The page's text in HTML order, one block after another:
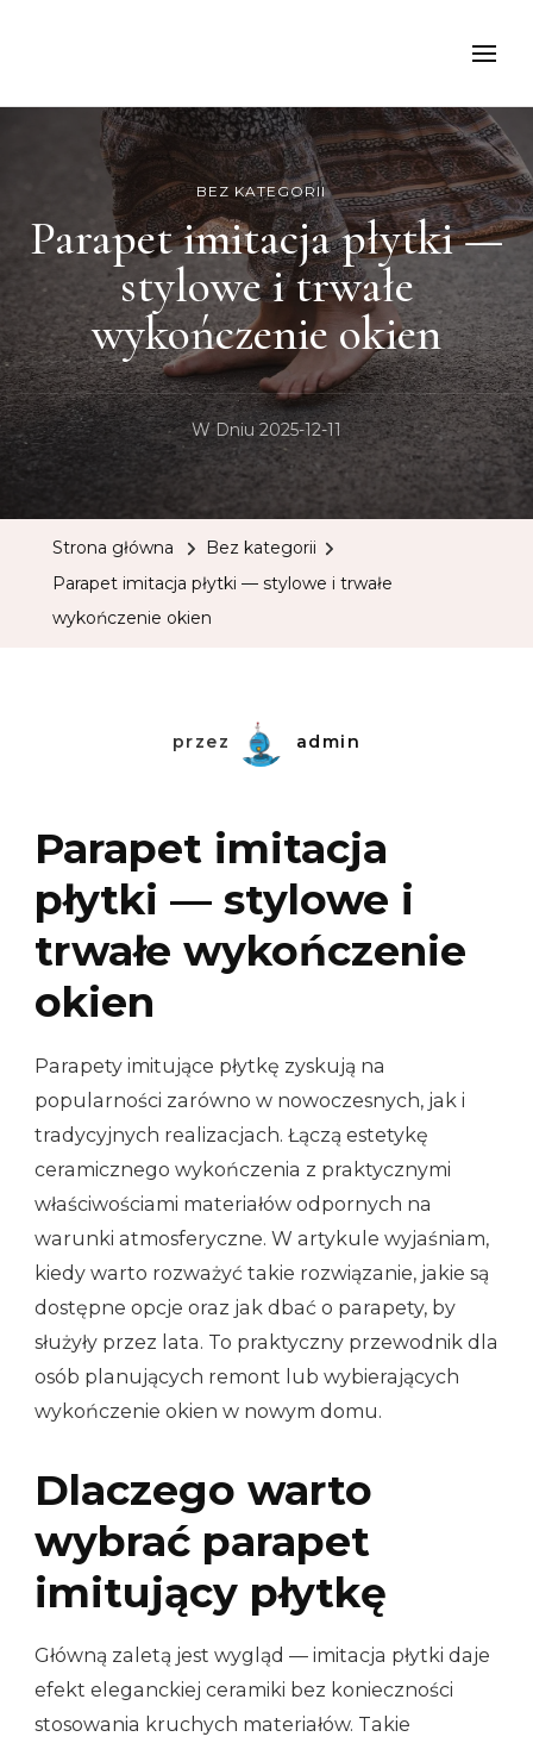
BEZ KATEGORII
Parapet imitacja płytki —
stylowe i trwałe
wykończenie okien
W Dniu2025-12-11
Strona główna
Bez kategorii
Parapet imitacja płytki — stylowe i trwałe
wykończenie okien
przez admin
Parapet imitacja
płytki — stylowe i
trwałe wykończenie
okien
Parapety imitujące płytkę zyskują na
popularności zarówno w nowoczesnych, jak i
tradycyjnych realizacjach. Łączą estetykę
ceramicznego wykończenia z praktycznymi
właściwościami materiałów odpornych na
warunki atmosferyczne. W artykule wyjaśniam,
kiedy warto rozważyć takie rozwiązanie, jakie są
dostępne opcje oraz jak dbać o parapety, by
służyły przez lata. To praktyczny przewodnik dla
osób planujących remont lub wybierających
wykończenie okien w nowym domu.
Dlaczego warto
wybrać parapet
imitujący płytkę
Główną zaletą jest wygląd — imitacja płytki daje
efekt eleganckiej ceramiki bez konieczności
stosowania kruchych materiałów. Takie